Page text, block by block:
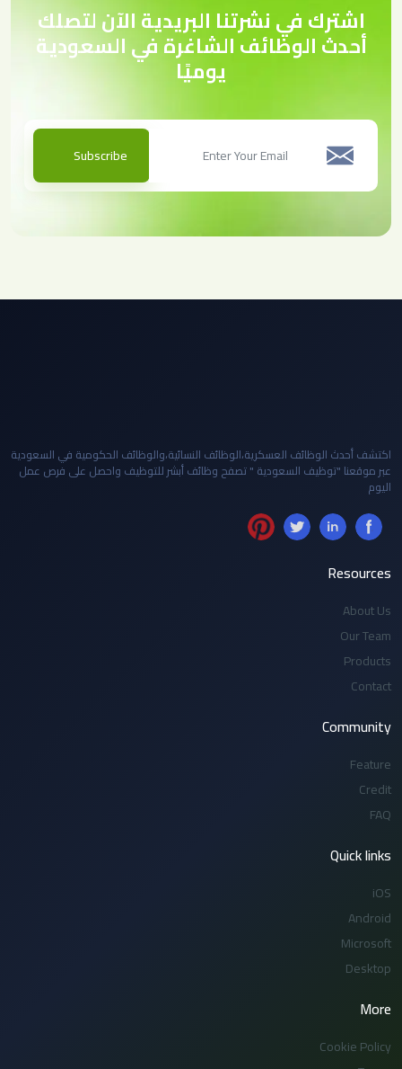
اشترك في نشرتنا البريدية الآن لتصلك
أحدث الوظائف الشاغرة في السعودية
يوميًا
Subscribe
اكتشف أحدث الوظائف العسكرية،الوظائف النسائية،والوظائف الحكومية في السعودية
عبر موقعنا "توظيف السعودية " تصفح وظائف أبشر للتوظيف واحصل على فرص عمل
اليوم
Resources
About Us
Our Team
Products
Contact
Community
Feature
Credit
FAQ
Quick links
iOS
Android
Microsoft
Desktop
More
Cookie Policy